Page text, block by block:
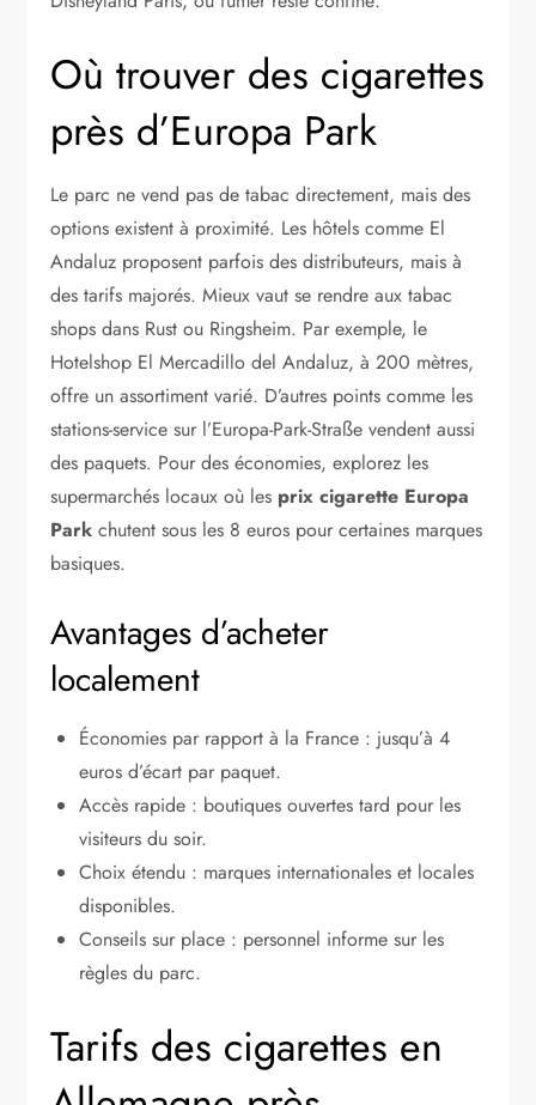
Où trouver des cigarettes
près d’Europa Park
Le parc ne vend pas de tabac directement, mais des
options existent à proximité. Les hôtels comme El
Andaluz proposent parfois des distributeurs, mais à
des tarifs majorés. Mieux vaut se rendre aux tabac
shops dans Rust ou Ringsheim. Par exemple, le
Hotelshop El Mercadillo del Andaluz, à 200 mètres,
offre un assortiment varié. D’autres points comme les
stations-service sur l’Europa-Park-Straße vendent aussi
des paquets. Pour des économies, explorez les
supermarchés locaux où les prix cigarette Europa
Park chutent sous les 8 euros pour certaines marques
basiques.
Avantages d’acheter
localement
Économies par rapport à la France : jusqu’à 4
euros d’écart par paquet.
Accès rapide : boutiques ouvertes tard pour les
visiteurs du soir.
Choix étendu : marques internationales et locales
disponibles.
Conseils sur place : personnel informe sur les
règles du parc.
Tarifs des cigarettes en